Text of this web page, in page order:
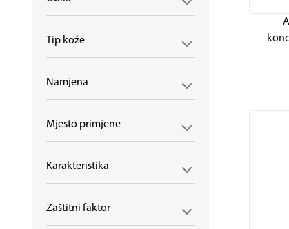
Tip kože
Namjena
Mjesto primjene
Karakteristika
Zaštitni faktor